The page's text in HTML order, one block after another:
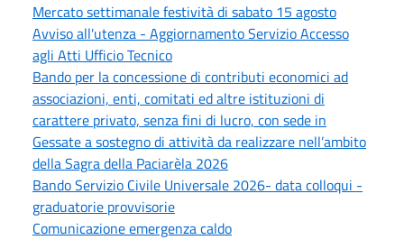
Mercato settimanale festività di sabato 15 agosto
Avviso all'utenza - Aggiornamento Servizio Accesso
agli Atti Ufficio Tecnico
Bando per la concessione di contributi economici ad
associazioni, enti, comitati ed altre istituzioni di
carattere privato, senza fini di lucro, con sede in
Gessate a sostegno di attività da realizzare nell’ambito
della Sagra della Paciarèla 2026
Bando Servizio Civile Universale 2026- data colloqui -
graduatorie provvisorie
Comunicazione emergenza caldo